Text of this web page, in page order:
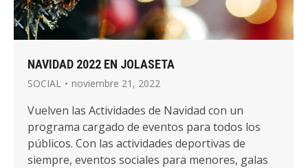
NAVIDAD 2022 EN JOLASETA
SOCIAL noviembre 21, 2022
Vuelven las Actividades de Navidad con un
programa cargado de eventos para todos los
públicos. Con las actividades deportivas de
siempre, eventos sociales para menores, galas